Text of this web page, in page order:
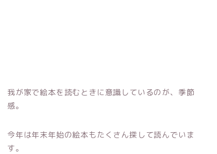
我が家で絵本を読むときに意識しているのが、季節
感。
今年は年末年始の絵本もたくさん探して読んでいま
す。